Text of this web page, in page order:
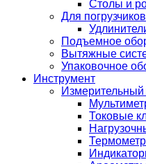
Столы и
Для погрузчиков
Подъемное
Вытяжные
Упаковочное
Инструмент
Измерительный
Токовые